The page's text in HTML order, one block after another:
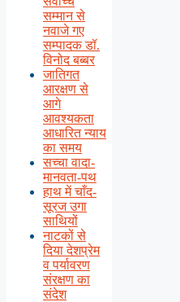
सम्मान से
नवाजे गए
सम्पादक डॉ.
विनोद बब्बर
जातिगत
आरक्षण से
आगे
आवश्यकता
आधारित न्याय
का समय
सच्चा वादा-
मानवता-पथ
हाथ में चाँद-
सूरज उगा
साथियों
नाटकों से
दिया देशप्रेम
व पर्यावरण
संरक्षण का
संदेश